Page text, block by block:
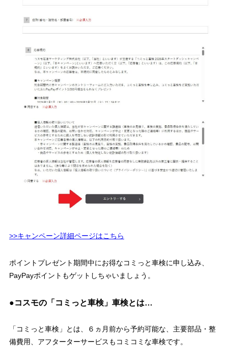
>>キャンペーン詳細ページはこちら
ポイントプレゼント期間中にお得なコミっと車検に申し込み、
PayPayポイントもゲットしちゃいましょう。
●コスモの「コミっと車検」車検とは…
「コミっと車検」とは、６ヵ月前から予約可能な、主要部品・整
備費用、アフターターサービスもコミコミな車検です。